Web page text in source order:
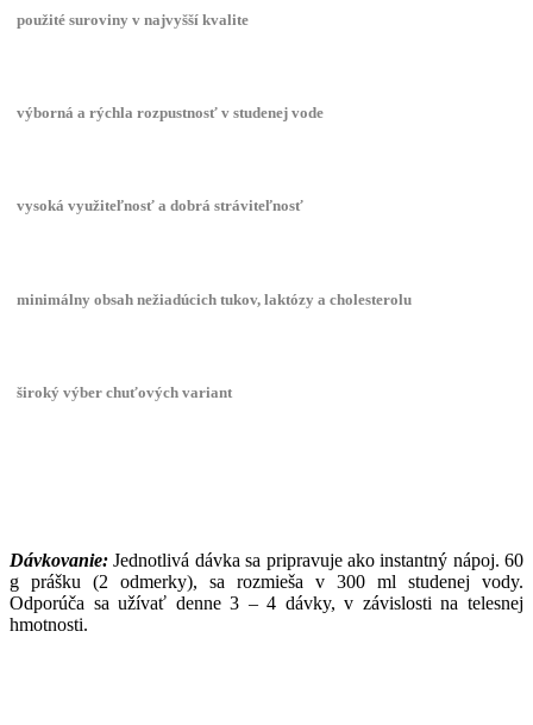
použité suroviny v najvyšší kvalite
výborná a rýchla rozpustnosť v studenej vode
vysoká využiteľnosť a dobrá stráviteľnosť
minimálny obsah nežiadúcich tukov, laktózy a cholesterolu
široký výber chuťových variant
Dávkovanie: Jednotlivá dávka sa pripravuje ako instantný nápoj. 60
g prášku (2 odmerky), sa rozmieša v 300 ml studenej vody.
Odporúča sa užívať denne 3 – 4 dávky, v závislosti na telesnej
hmotnosti.